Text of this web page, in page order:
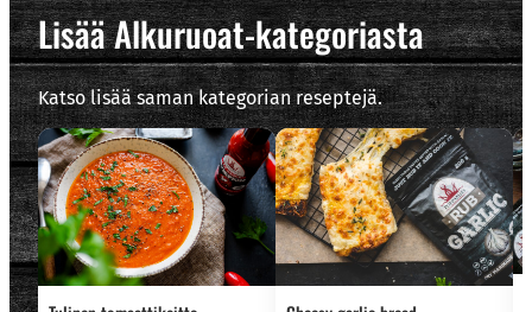
Lisää Alkuruoat-kategoriasta
Katso lisää saman kategorian reseptejä.